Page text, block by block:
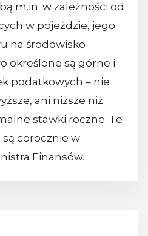
m.in. w zależności od
w pojeździe, jego
na środowisko
określone są górne i
podatkowych – nie
ani niższe niż
stawki roczne. Te
corocznie w
Finansów.